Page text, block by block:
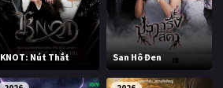
KNOT: Nút Thắt San Hô Đen